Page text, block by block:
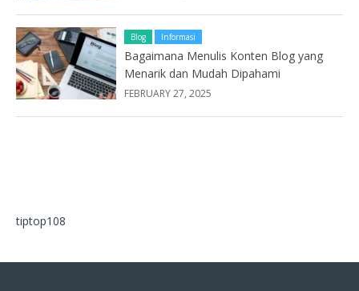
Blog Informasi
Bagaimana Menulis Konten Blog yang
Menarik dan Mudah Dipahami
FEBRUARY 27, 2025
tiptop108